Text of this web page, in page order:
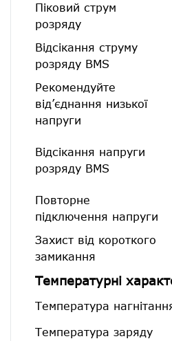
Піковий струм
розряду
Відсікання струму
розряду BMS
Рекомендуйте
від’єднання низької
напруги
Відсікання напруги
розряду BMS
Повторне
підключення напруги
Захист від короткого
замикання
Температурні
Температура
Температура заряду